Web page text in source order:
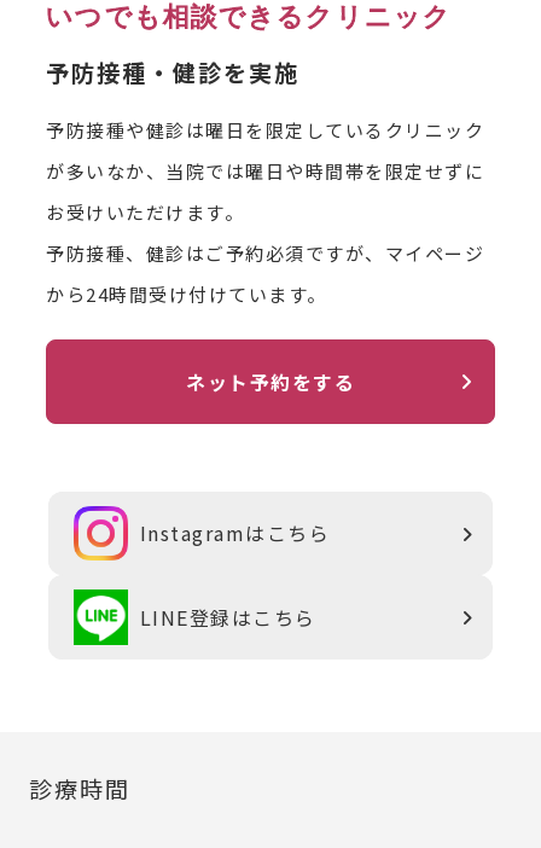
いつでも相談できるクリニック
予防接種・健診を実施
予防接種や健診は曜日を限定しているクリニック
が多いなか、当院では曜日や時間帯を限定せずに
お受けいただけます。
予防接種、健診はご予約必須ですが、マイページ
から24時間受け付けています。
ネット予約をする
Instagramはこちら
LINE登録はこちら
診療時間